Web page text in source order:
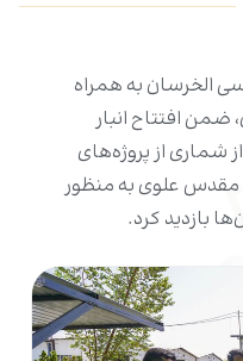
الخرسان به همراه
افتتاح انبار
شماری از پروژه‌های
مقدس علوی به منظور
بازدید کرد.